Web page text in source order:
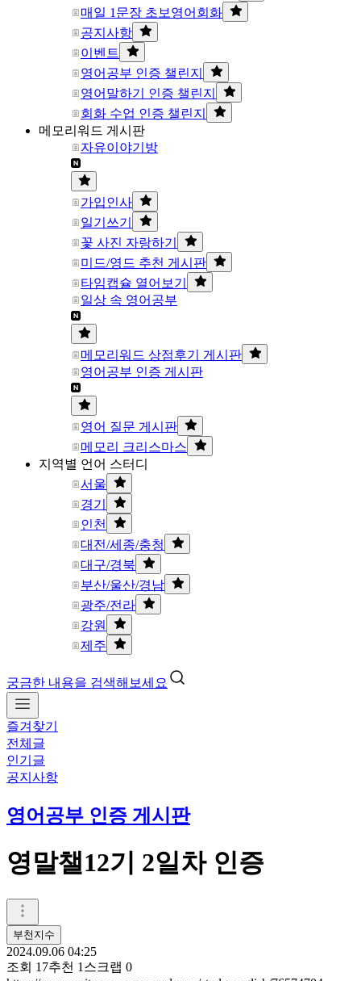
매일 1문장 초보영어회화
공지사항
이벤트
영어공부 인증 챌린지
영어말하기 인증 챌린지
회화 수업 인증 챌린지
메모리워드 게시판
자유이야기방
가입인사
일기쓰기
꽃 사진 자랑하기
미드/영드 추천 게시판
타임캡슐 열어보기
일상 속 영어공부
메모리워드 상점후기 게시판
영어공부 인증 게시판
영어 질문 게시판
메모리 크리스마스
지역별 언어 스터디
서울
경기
인천
대전/세종/충청
대구/경북
부산/울산/경남
광주/전라
강원
제주
궁금한 내용을 검색해보세요
즐겨찾기
전체글
인기글
공지사항
영어공부 인증 게시판
영말챌12기 2일차 인증
부천지수
2024.09.06 04:25
조회 17추천 1 스크랩 0